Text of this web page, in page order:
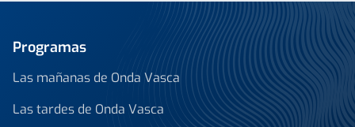
Programas
Las mañanas de Onda Vasca
Las tardes de Onda Vasca